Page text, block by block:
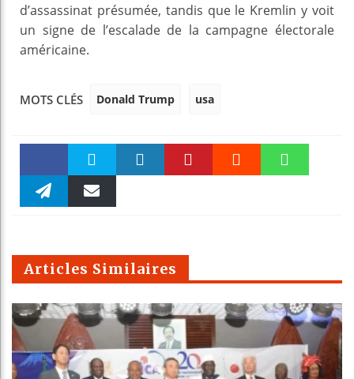
d’assassinat présumée, tandis que le Kremlin y voit
un signe de l’escalade de la campagne électorale
américaine.
MOTS CLÉS Donald Trump usa
Faceboo Twitter
m
Articles Similaires